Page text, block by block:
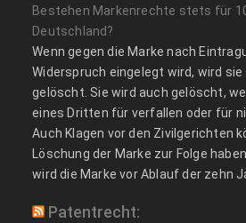
Bestehen Markenrechte stets für
Deutschland?
Wenn gegen die Marke nach
Widerspruch eingelegt wird, wird
gelöscht. Sie wird auch gelöscht,
eines Dritten für verfallen oder für
Auch Klagen vor den Zivilgerichten
Löschung der Marke zur Folge
wird die Marke vor Ablauf der zehn
Patentrecht: